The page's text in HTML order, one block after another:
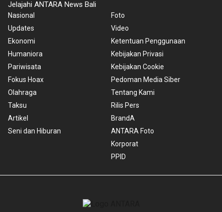
Jelajahi ANTARA News Bali
Nasional
Updates
Ekonomi
Humaniora
Pariwisata
Fokus Hoax
Olahraga
Taksu
Artikel
Seni dan Hiburan
Foto
Video
Ketentuan Penggunaan
Kebijakan Privasi
Kebijakan Cookie
Pedoman Media Siber
Tentang Kami
Rilis Pers
BrandA
ANTARA Foto
Korporat
PPID